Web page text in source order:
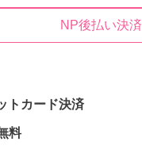
NP後払い決済
トカード決済
料